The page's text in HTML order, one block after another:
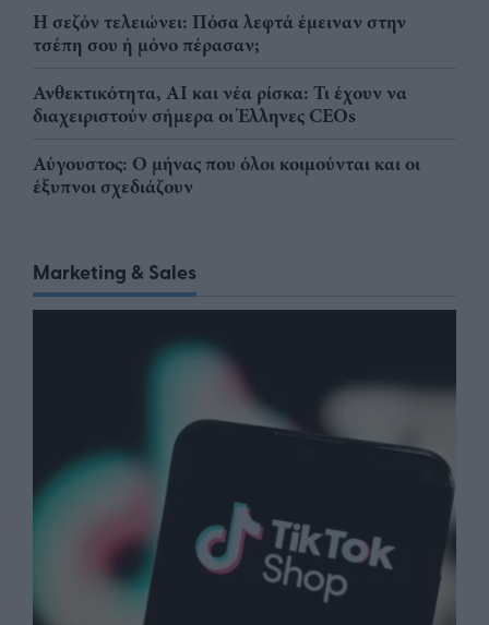
Η σεζόν τελειώνει: Πόσα λεφτά έμειναν στην
τσέπη σου ή μόνο πέρασαν;
Ανθεκτικότητα, AI και νέα ρίσκα: Τι έχουν να
διαχειριστούν σήμερα οι Έλληνες CEOs
Αύγουστος: Ο μήνας που όλοι κοιμούνται και οι
έξυπνοι σχεδιάζουν
Marketing & Sales